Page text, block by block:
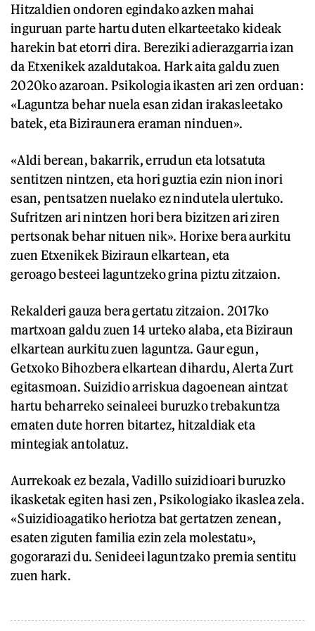
Hitzaldien ondoren egindako azken mahai
inguruan parte hartu duten elkarteetako kideak
harekin bat etorri dira. Bereziki adierazgarria izan
da Etxenikek azaldutakoa. Hark aita galdu zuen
2020ko azaroan. Psikologia ikasten ari zen orduan:
«Laguntza behar nuela esan zidan irakasleetako
batek, eta Biziraunera eraman ninduen».
«Aldi berean, bakarrik, errudun eta lotsatuta
sentitzen nintzen, eta hori guztia ezin nion inori
esan, pentsatzen nuelako ez nindutela ulertuko.
Sufritzen ari nintzen hori bera bizitzen ari ziren
pertsonak behar nituen nik». Horixe bera aurkitu
zuen Etxenikek Biziraun elkartean, eta
geroago besteei laguntzeko grina piztu zitzaion.
Rekalderi gauza bera gertatu zitzaion. 2017ko
martxoan galdu zuen 14 urteko alaba, eta Biziraun
elkartean aurkitu zuen laguntza. Gaur egun,
Getxoko Bihozbera elkartean dihardu, Alerta Zurt
egitasmoan. Suizidio arriskua dagoenean aintzat
hartu beharreko seinaleei buruzko trebakuntza
ematen dute horren bitartez, hitzaldiak eta
mintegiak antolatuz.
Aurrekoak ez bezala, Vadillo suizidioari buruzko
ikasketak egiten hasi zen, Psikologiako ikaslea zela.
«Suizidioagatiko heriotza bat gertatzen zenean,
esaten ziguten familia ezin zela molestatu»,
gogorarazi du. Senideei laguntzako premia sentitu
zuen hark.